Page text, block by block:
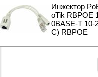
Инжектор
oTik RBPOE
0BASE-T 10-
С) RBPOE